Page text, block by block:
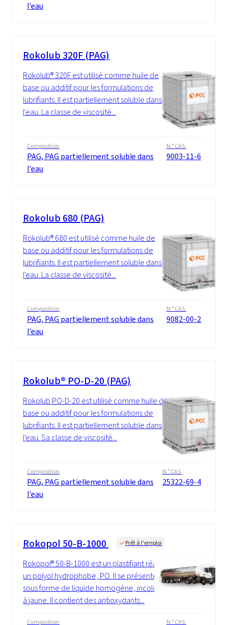
l'eau
Rokolub 320F (PAG)
Rokolub® 320F est utilisé comme huile de
base ou additif pour les formulations de
lubrifiants. Il est partiellement soluble dans
l'eau. La classe de viscosité...
Composition
PAG, PAG partiellement soluble dans
l'eau
N ° CAS.
9003-11-6
Rokolub 680 (PAG)
Rokolub® 680 est utilisé comme huile de
base ou additif pour les formulations de
lubrifiants. Il est partiellement soluble dans
l'eau. La classe de viscosité...
Composition
PAG, PAG partiellement soluble dans
l'eau
N ° CAS.
9082-00-2
Rokolub® PO-D-20 (PAG)
Rokolub PO-D-20 est utilisé comme huile de
base ou additif pour les formulations de
lubrifiants. Il est partiellement soluble dans
l'eau. Sa classe de viscosité...
Composition
PAG, PAG partiellement soluble dans
l'eau
N ° CAS.
25322-69-4
Rokopol 50-B-1000 Prêt à l'emploi
Rokopol® 50-B-1000 est un plastifiant réactif,
un polyol hydrophobe, PO. Il se présente
sous forme de liquide homogène, incolore
à jaune. Il contient des antioxydants...
Composition N ° CAS.